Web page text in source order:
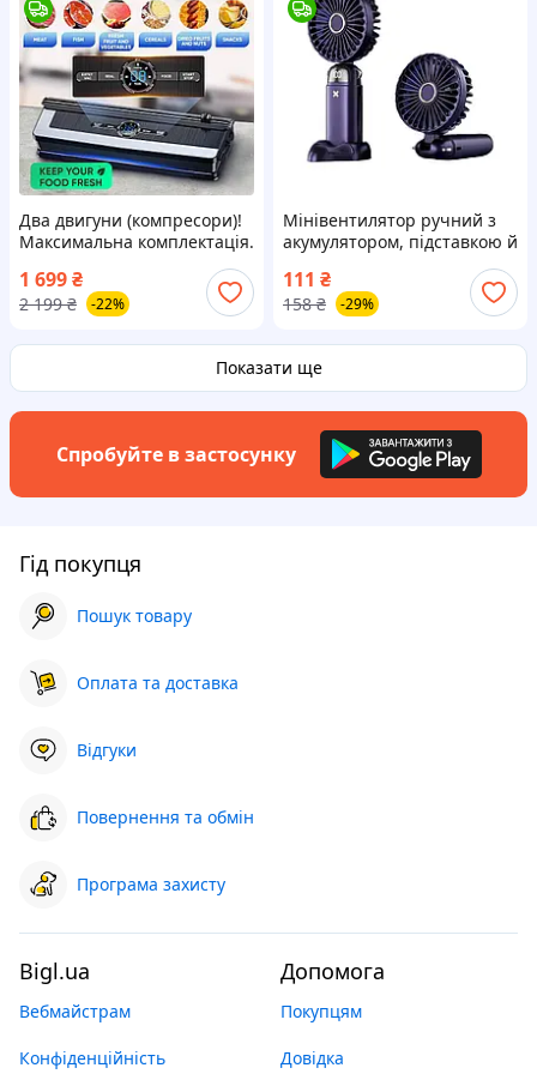
Два двигуни (компресори)!
Максимальна комплектація.
пакувальник DALIU AP-22.
Офіціал
1 699₴
2 199 ₴ -22%
Мінівентилятор ручний з
акумулятором, підставкою й
HP227
111 ₴
158 ₴ -29%
Показати ще
Спробуйте в застосунку
Гід покупця
Пошук товару
Оплата та доставка
Відгуки
Повернення та обмін
Програма захисту
Bigl.ua
Вебмайстрам
Конфіденційність
Допомога
Покупцям
Довідка